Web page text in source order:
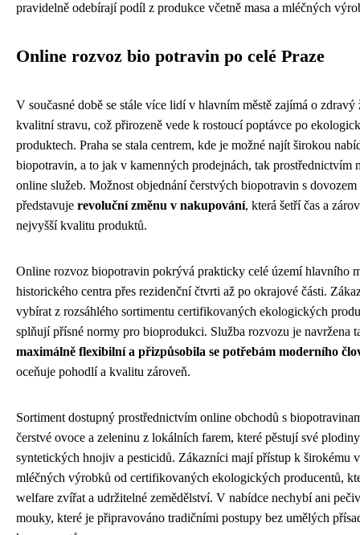
pravidelně odebírají podíl z produkce včetně masa a mléčných
Online rozvoz bio potravin po celé Praze
V současné době se stále více lidí v hlavním městě zajímá o
kvalitní stravu, což přirozeně vede k rostoucí poptávce po
produktech. Praha se stala centrem, kde je možné najít širokou
biopotravin, a to jak v kamenných prodejnách, tak prostřednictvím
online služeb. Možnost objednání čerstvých biopotravin s dovozem
představuje revoluční změnu v nakupování, která šetří čas a
nejvyšší kvalitu produktů.
Online rozvoz biopotravin pokrývá prakticky celé území hlavního
historického centra přes rezidenční čtvrti až po okrajové části.
vybírat z rozsáhlého sortimentu certifikovaných ekologických
splňují přísné normy pro bioprodukci. Služba rozvozu je navržena
maximálně flexibilní a přizpůsobila se potřebám moderního
oceňuje pohodlí a kvalitu zároveň.
Sortiment dostupný prostřednictvím online obchodů s
čerstvé ovoce a zeleninu z lokálních farem, které pěstují své
syntetických hnojiv a pesticidů. Zákazníci mají přístup k širokému
mléčných výrobků od certifikovaných ekologických producentů,
welfare zvířat a udržitelné zemědělství. V nabídce nechybí ani
mouky, které je připravováno tradičními postupy bez umělých